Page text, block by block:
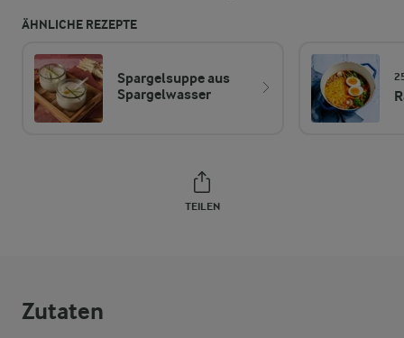
ÄHNLICHE REZEPTE
Spargelsuppe aus
Spargelwasser
TEILEN
Zutaten